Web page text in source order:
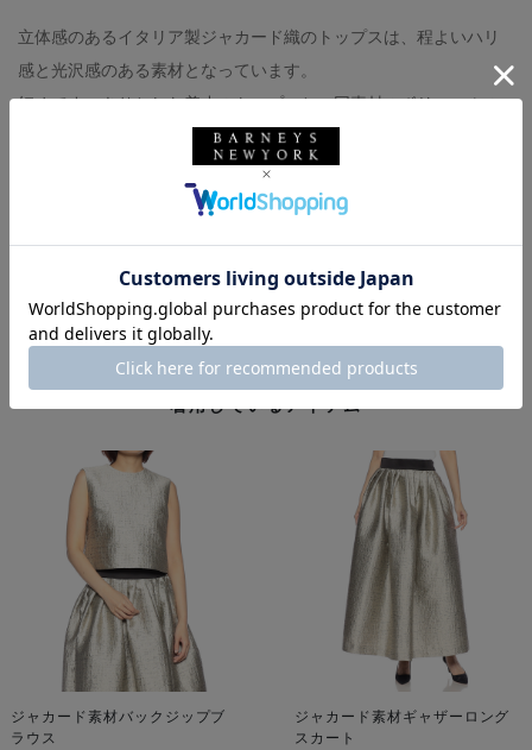
立体感のあるイタリア製ジャカード織のトップスは、程よいハリ
感と光沢感のある素材となっています。
短めですっきりとした着丈のトップスと、同素材のボリュームの
あるスカートと合わせることでドレスとして着こなすことができ
バーニーズ ニューヨーク銀座本店 ウィメンズウェア 春夏シーズン
大人かわいい きれいめ 156-160cm
着用しているアイテム
ジャカード素材バックジップブ
ラウス
ジャカード素材ギャザーロング
スカート